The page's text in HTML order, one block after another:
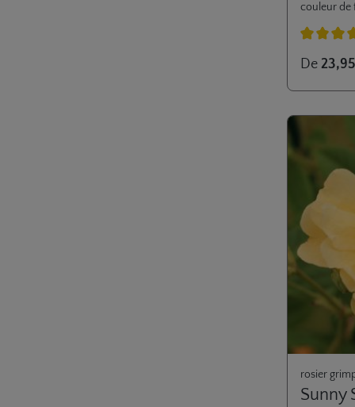
couleur de
croissance
ou sur
De
rosier
Sunny